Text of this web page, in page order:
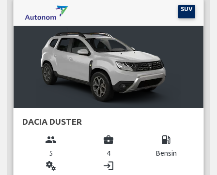
SUV
DACIA DUSTER
group
5
business_center
4
local_gas_station
Bensin
miscellaneous_services login